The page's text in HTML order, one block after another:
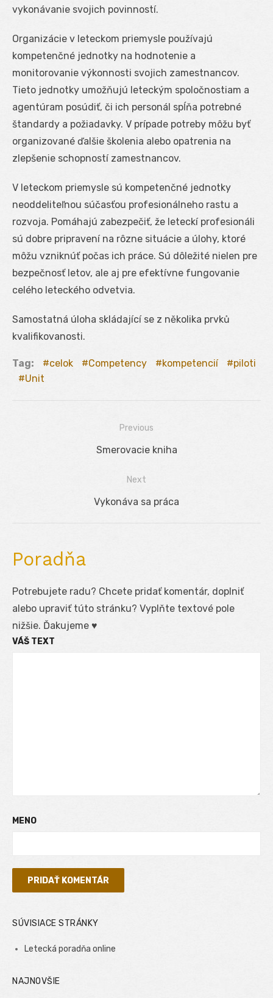
vykonávanie svojich povinností.
Organizácie v leteckom priemysle používajú
kompetenčné jednotky na hodnotenie a
monitorovanie výkonnosti svojich zamestnancov.
Tieto jednotky umožňujú leteckým spoločnostiam a
agentúram posúdiť, či ich personál spĺňa potrebné
štandardy a požiadavky. V prípade potreby môžu byť
organizované ďalšie školenia alebo opatrenia na
zlepšenie schopností zamestnancov.
V leteckom priemysle sú kompetenčné jednotky
neoddeliteľnou súčasťou profesionálneho rastu a
rozvoja. Pomáhajú zabezpečiť, že leteckí profesionáli
sú dobre pripravení na rôzne situácie a úlohy, ktoré
môžu vzniknúť počas ich práce. Sú dôležité nielen pre
bezpečnosť letov, ale aj pre efektívne fungovanie
celého leteckého odvetvia.
Samostatná úloha skládající se z několika prvků
kvalifikovanosti.
Tag: celok Competency kompetencií
piloti
Unit
Previous
Previous
Smerovacie kniha
Next
Next
Vykonáva sa práca
Poradňa
Potrebujete radu? Chcete pridať komentár, doplniť
alebo upraviť túto stránku? Vyplňte textové pole
nižšie. Ďakujeme ♥
VÁŠ TEXT
MENO
SÚVISIACE STRÁNKY
Letecká poradňa online
NAJNOVŠIE